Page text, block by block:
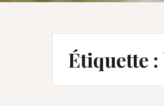
Étiquette :